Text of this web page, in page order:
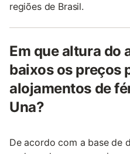
regiões de Brasil.
Em que altura do
baixos os preços
alojamentos de
Una?
De acordo com a base de